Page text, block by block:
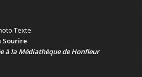
Texte
Sourire
à la Médiathèque de Honfleur